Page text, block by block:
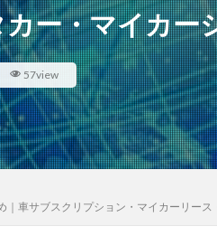
ー・マイカー
57view
車サブスクリプション・マイカーリー